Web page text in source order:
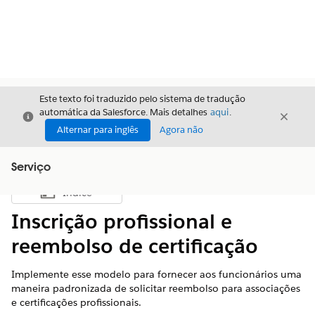
Fechar
Este texto foi traduzido pelo sistema de tradução
automática da Salesforce. Mais detalhes aqui.
Alternar para inglês
Agora não
Fechar
Serviço
Mostrar índice
Índice
Inscrição profissional e
reembolso de certificação
Implemente esse modelo para fornecer aos funcionários uma
maneira padronizada de solicitar reembolso para associações
e certificações profissionais.